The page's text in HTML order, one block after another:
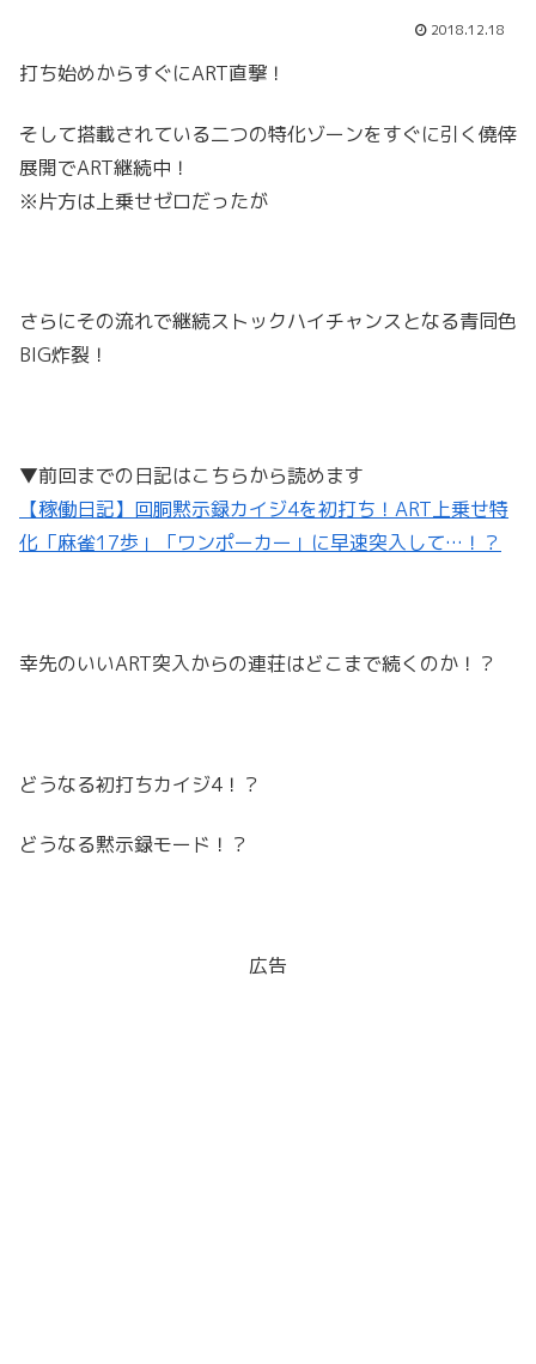
2018.12.18
打ち始めからすぐにART直撃！
そして搭載されている二つの特化ゾーンをすぐに引く僥倖
展開でART継続中！
※片方は上乗せゼロだったが
さらにその流れで継続ストックハイチャンスとなる青同色
BIG炸裂！
▼前回までの日記はこちらから読めます
【稼働日記】回胴黙示録カイジ4を初打ち！ART上乗せ特
化「麻雀17歩」「ワンポーカー」に早速突入して…！？
幸先のいいART突入からの連荘はどこまで続くのか！？
どうなる初打ちカイジ4！？
どうなる黙示録モード！？
広告